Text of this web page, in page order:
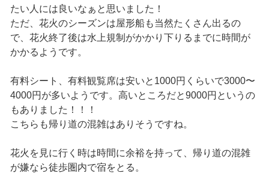
たい人には良いなぁと思いました！
ただ、花火のシーズンは屋形船も当然たくさん出るの
で、花火終了後は水上規制がかかり下りるまでに時間が
かかるようです。
有料シート、有料観覧席は安いと1000円くらいで3000〜
4000円が多いようです。高いところだと9000円というの
もありました！！！
こちらも帰り道の混雑はありそうですね。
花火を見に行く時は時間に余裕を持って、帰り道の混雑
が嫌なら徒歩圏内で宿をとる。